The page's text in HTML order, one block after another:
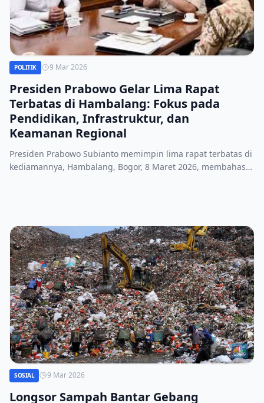
POLITIK 9 Mar 2026
Presiden Prabowo Gelar Lima Rapat
Terbatas di Hambalang: Fokus pada
Pendidikan, Infrastruktur, dan
Keamanan Regional
Presiden Prabowo Subianto memimpin lima rapat terbatas di
kediamannya, Hambalang, Bogor, 8 Maret 2026, membahas
SOSIAL 9 Mar 2026
Longsor Sampah Bantar Gebang